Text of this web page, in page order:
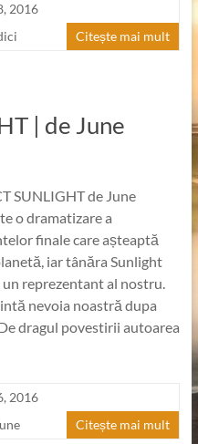
2016
Citește mai mult
| de June
SUNLIGHT de June
o dramatizare a
finale care așteaptă
iar tânăra Sunlight
un reprezentant al nostru.
nevoia noastră dupa
dragul povestirii autoarea
2016
Citește mai mult